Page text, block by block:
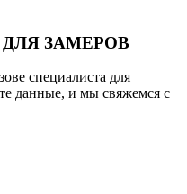
ЗАМЕРОВ
специалиста для
данные, и мы свяжемся с